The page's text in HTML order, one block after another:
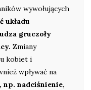
wywołujących
układu
gruczoły
Zmiany
kobiet i
wpływać na
np. nadciśnienie,